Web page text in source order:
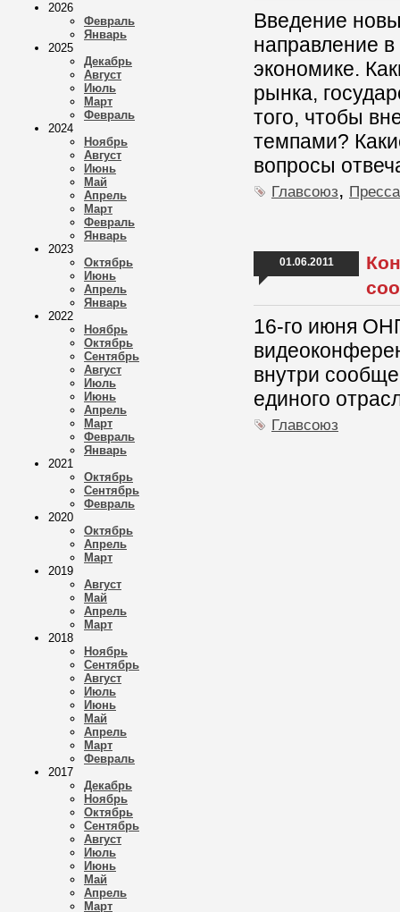
2026
Февраль
Январь
2025
Декабрь
Август
Июль
Март
Февраль
2024
Ноябрь
Август
Июнь
Май
Апрель
Март
Февраль
Январь
2023
Октябрь
Июнь
Апрель
Январь
2022
Ноябрь
Октябрь
Сентябрь
Август
Июль
Июнь
Апрель
Март
Февраль
Январь
2021
Октябрь
Сентябрь
Февраль
2020
Октябрь
Апрель
Март
2019
Август
Май
Апрель
Март
2018
Ноябрь
Сентябрь
Август
Июль
Июнь
Май
Апрель
Март
Февраль
2017
Декабрь
Ноябрь
Октябрь
Сентябрь
Август
Июль
Июнь
Май
Апрель
Март
Введение
направление
экономике.
рынка,
того, чтобы
темпами?
вопросы
Главсоюз, Пресса
01.06.2011
16-го июня
внутри
единого
Главсоюз